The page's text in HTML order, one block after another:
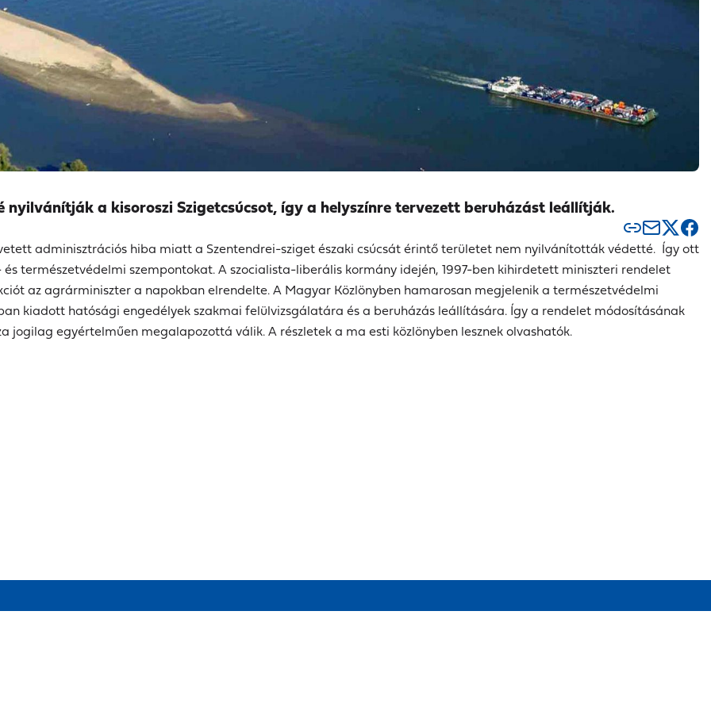
a kisoroszi Szigetcsúcsot, így a helyszínre tervezett beruházást leállítják.
adminisztrációs hiba miatt a Szentendrei-sziget északi csúcsát érintő területet nem nyilvánították védetté. Így ott
természetvédelmi szempontokat.A szocialista-liberális kormány idején, 1997-ben kihirdetett miniszteri rendelet
az agrárminiszter a napokban elrendelte.A Magyar Közlönyben hamarosan megjelenik a természetvédelmi
kiadott hatósági engedélyek szakmai felülvizsgálatára és a beruházás leállítására. Így a rendelet módosításának
jogilag egyértelműen megalapozottá válik.A részletek a ma esti közlönyben lesznek olvashatók.